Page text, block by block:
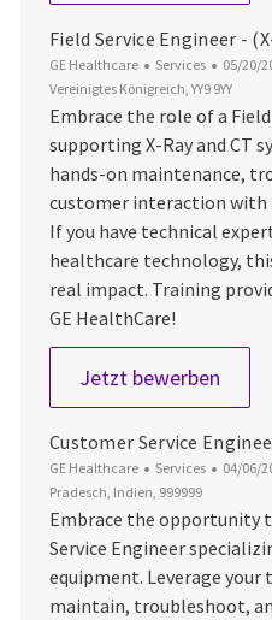
Field Service Engineer -
GE Healthcare Kategorie
Services Datum
05/20/
Vereinigtes Königreich, YY9 9YY
Embrace the role of a
supporting X-Ray and CT
hands-on maintenance,
customer interaction with
If you have technical
healthcare technology,
real impact. Training
GE HealthCare!
Jetzt bewerbenField
Customer Service
GE Healthcare Kategorie
Services Datum
04/06/
Pradesch, Indien, 999999
Embrace the opportunity
Service Engineer
equipment. Leverage
maintain, troubleshoot,